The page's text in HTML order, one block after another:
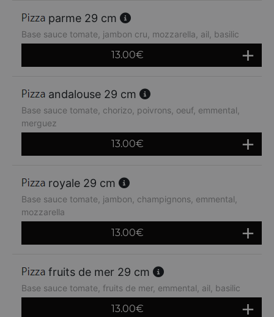
parme 29 cm
Base sauce tomate, jambon cru, mozzarella, ail, basilic
13.00€
andalouse 29 cm
Base sauce tomate, chorizo, poivrons, oeuf, emmental,
merguez
13.00€
royale 29 cm
Base sauce tomate, jambon, champignons, emmental,
mozzarella
13.00€
fruits de mer 29 cm
Base sauce tomate, fruits de mer, emmental, ail, basilic
13.00€